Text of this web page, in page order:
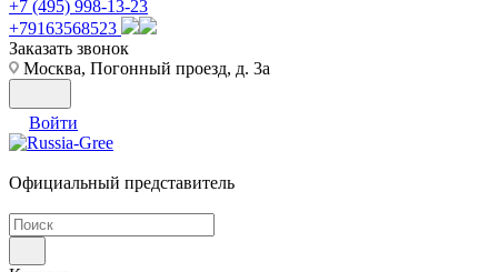
+7 (495) 998-13-23
+79163568523
Заказать звонок
Москва, Погонный проезд, д. 3а
Войти
Официальный представитель